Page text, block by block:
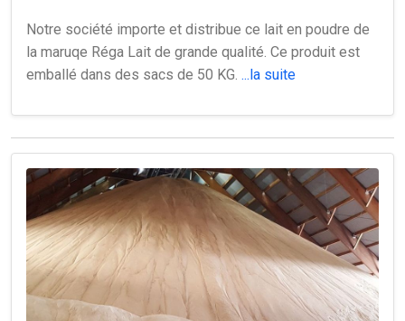
Notre société importe et distribue ce lait en poudre de
la maruqe Réga Lait de grande qualité. Ce produit est
emballé dans des sacs de 50 KG. ...la suite